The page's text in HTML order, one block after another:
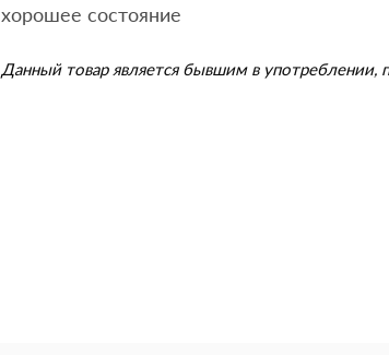
хорошее состояние
Данный товар является бывшим в употреблении,